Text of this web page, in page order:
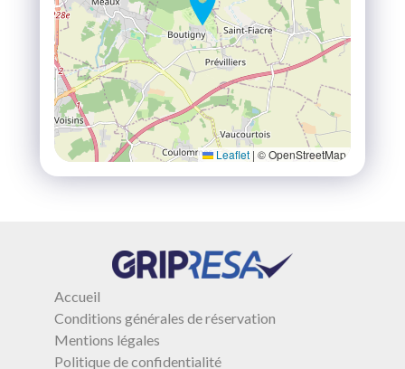
Leaflet | © OpenStreetMap
Accueil
Conditions générales de réservation
Mentions légales
Politique de confidentialité